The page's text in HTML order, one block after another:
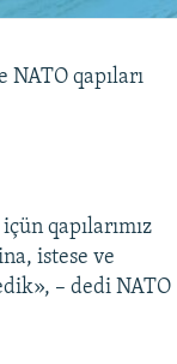
qapıları
qapılarımız
istese ve
– dedi NATO